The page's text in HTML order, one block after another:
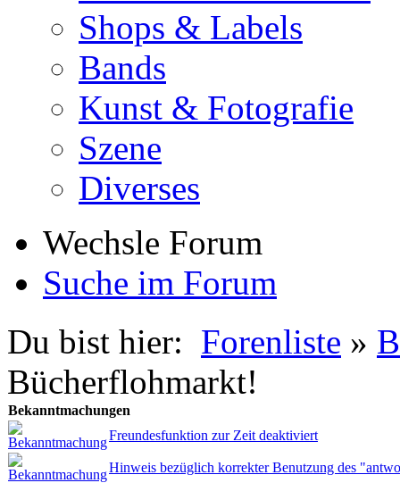
Shops & Labels
Bands
Kunst & Fotografie
Szene
Diverses
Wechsle Forum
Suche im Forum
Du bist hier: Forenliste »
Bücherflohmarkt!
Bekanntmachungen
Freundesfunktion zur Zeit deaktiviert
Hinweis bezüglich korrekter Benutzung des